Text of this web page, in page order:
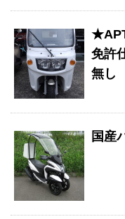
免許
無し
国産